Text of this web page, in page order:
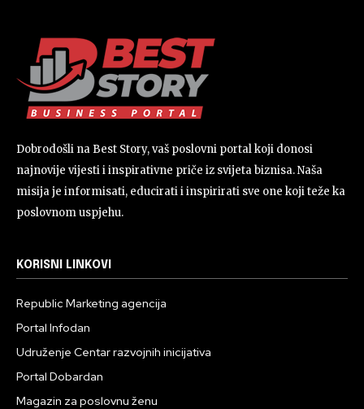
Dobrodošli na Best Story, vaš poslovni portal koji donosi
najnovije vijesti i inspirativne priče iz svijeta biznisa. Naša
misija je informisati, educirati i inspirirati sve one koji teže ka
poslovnom uspjehu.
KORISNI LINKOVI
Republic Marketing agencija
Portal Infodan
Udruženje Centar razvojnih inicijativa
Portal Dobardan
Magazin za poslovnu ženu